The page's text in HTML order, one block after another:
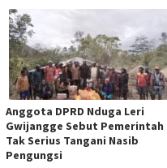
Anggota DPRD Nduga Leri
Gwijangge Sebut Pemerintah
Tak Serius Tangani Nasib
Pengungsi